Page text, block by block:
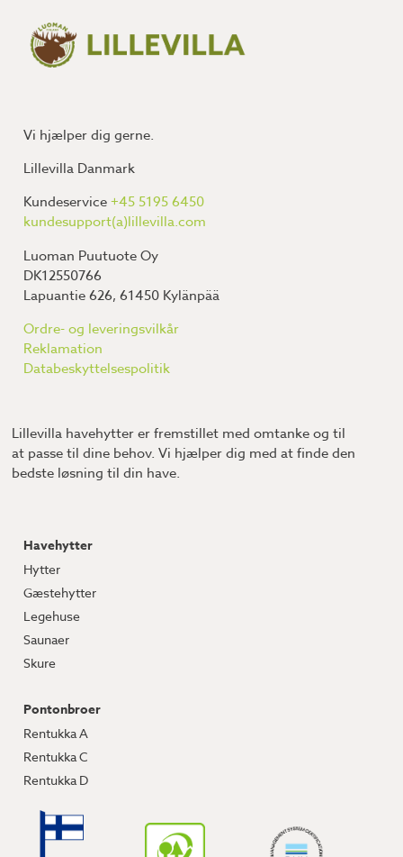
Vi hjælper dig gerne.
Lillevilla Danmark
Kundeservice+45 5195 6450
kundesupport(a)lillevilla.com
Luoman Puutuote Oy
DK12550766
Lapuantie 626, 61450 Kylänpää
Ordre- og leveringsvilkår
Reklamation
Databeskyttelsespolitik
Lillevilla havehytter er fremstillet med omtanke og til
at passe til dine behov. Vi hjælper dig med at finde den
bedste løsning til din have.
Havehytter
Hytter
Gæstehytter
Legehuse
Saunaer
Skure
Pontonbroer
Rentukka A
Rentukka C
Rentukka D